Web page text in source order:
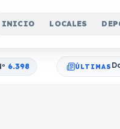
INICIO LOCALES
o 6.398 ÚLTIMAS